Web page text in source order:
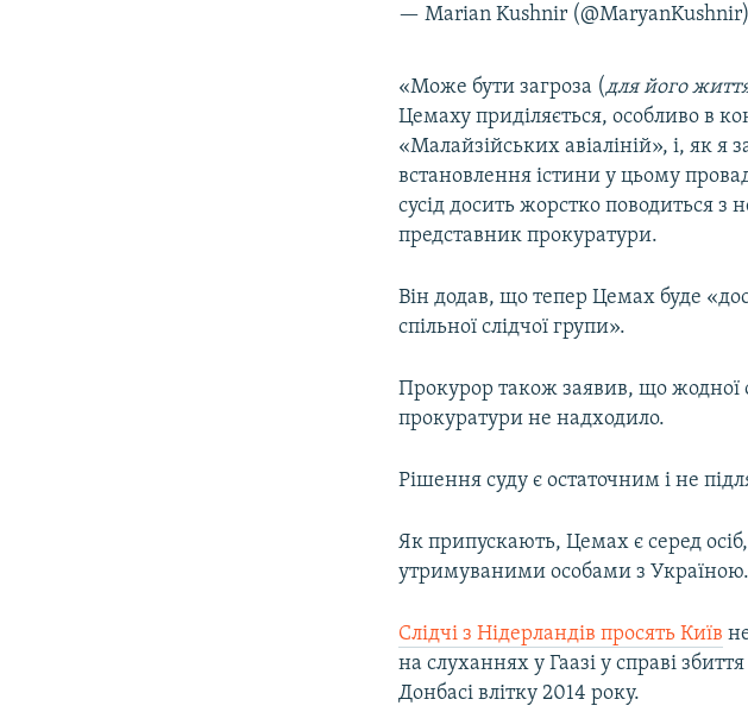
— Marian Kushnir (@MaryanKushnir)
«Може бути загроза (для його
Цемаху приділяється, особливо в
«Малайзійських авіаліній», і, як я
встановлення істини у цьому
сусід досить жорстко поводиться з
представник прокуратури.
Він додав, що тепер Цемах буде
спільної слідчої групи».
Прокурор також заявив, що жодної
прокуратури не надходило.
Рішення суду є остаточним і не
Як припускають, Цемах є серед
утримуваними особами з Україною.
Слідчі з Нідерландів просять Київ
на слуханнях у Гаазі у справі
Донбасі влітку 2014 року.